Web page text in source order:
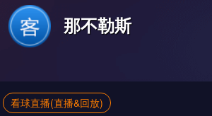
那不勒斯
看球直播(直播&回放)